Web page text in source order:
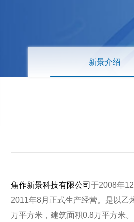
新景介绍
焦作新景科技有限公司 于2008年
2011年8月正式生产经营。是以乙
万平方米，建筑面积0.8万平方米。